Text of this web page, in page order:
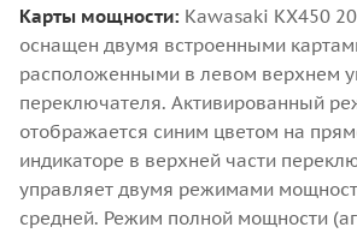
Карты мощности: Kawasaki KX450
оснащен двумя встроенными
расположенными в левом верхнем
переключателя. Активированный
отображается синим цветом на
индикаторе в верхней части
управляет двумя режимами
средней. Режим полной мощности